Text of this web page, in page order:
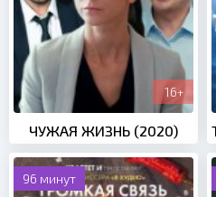
16+
ЧУЖАЯ ЖИЗНЬ (2020)
96 минут